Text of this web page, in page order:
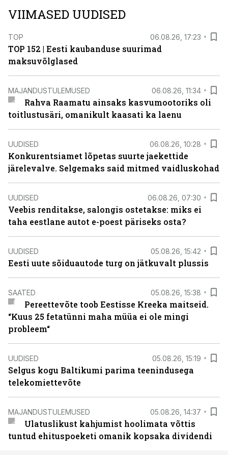
VIIMASED UUDISED
TOP 06.08.26, 17:23
TOP 152 | Eesti kaubanduse suurimad
maksuvõlglased
MAJANDUSTULEMUSED 06.08.26, 11:34
Rahva Raamatu ainsaks kasvumootoriks oli
toitlustusäri, omanikult kaasati ka laenu
UUDISED 06.08.26, 10:28
Konkurentsiamet lõpetas suurte jaekettide
järelevalve. Selgemaks said mitmed vaidluskohad
UUDISED 06.08.26, 07:30
Veebis renditakse, salongis ostetakse: miks ei
taha eestlane autot e-poest päriseks osta?
UUDISED 05.08.26, 15:42
Eesti uute sõiduautode turg on jätkuvalt plussis
SAATED 05.08.26, 15:38
Pereettevõte toob Eestisse Kreeka maitseid.
“Kuus 25 fetatünni maha müüa ei ole mingi
probleem“
UUDISED 05.08.26, 15:19
Selgus kogu Baltikumi parima teenindusega
telekomiettevõte
MAJANDUSTULEMUSED 05.08.26, 14:37
Ulatuslikust kahjumist hoolimata võttis
tuntud ehituspoeketi omanik kopsaka dividendi